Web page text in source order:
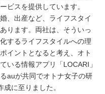
ビスを提供しています。
、出産など、ライフスタイ
ります。両社は、そういっ
するライフスタイルへの理
イントとなると考え、オト
いる情報アプリ「LOCARI」
auが共同でオトナ女子の研
に至りました。